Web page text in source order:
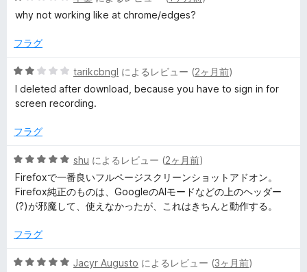
S
c
r
e
n
R
e
価
段
中
の
評
why not working like at chrome/edges?
フラグ
5
段
階
2
評
価
tarikcbngl によるレビュー (2ヶ月前)
I deleted after download, because you have to sign in for
screen recording.
フラグ
5
段
階
中
の
価
shu によるレビュー (2ヶ月前)
Firefoxで一番良いフルページスクリーンショットアドオン。
Firefox純正のものは、GoogleのAIモードなどの上のヘッダー
(?)が邪魔して、使えなかったが、これはきちんと動作する。
フラグ
5
Jacyr Augusto によるレビュー (3ヶ月前)